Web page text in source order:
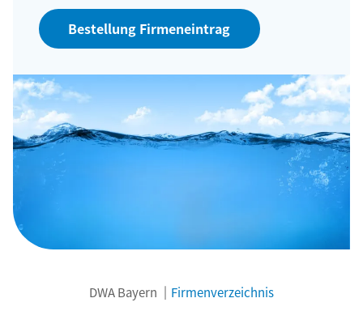
Bestellung Firmeneintrag
DWA Bayern Firmenverzeichnis